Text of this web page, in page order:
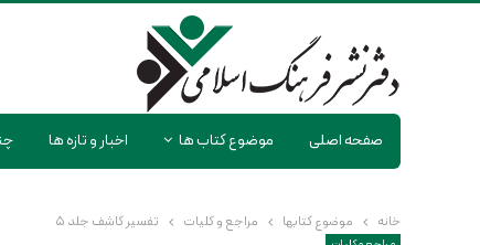
صفحه اصلی موضوع کتاب ها اخبار و تازه ها
خانه موضوع کتابها مراجع و کلیات تفسیر کاشف جلد ۵